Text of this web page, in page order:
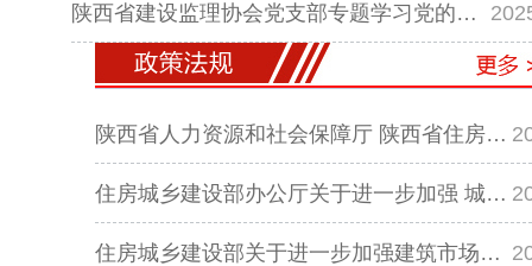
陕西省建设监理协会党支部专题学习党的…
陕西省人力资源和社会保障厅 陕西省住房…
住房城乡建设部办公厅关于进一步加强 城…
住房城乡建设部关于进一步加强建筑市场…